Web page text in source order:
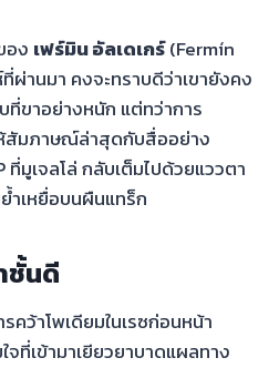
อง เฟร์มิน อัลเดเกร์(Fermín
านมา คงจะทราบดีว่าเขายังคง
ขาอย่างหนัก แต่ทว่าการ
สัมภาษณ์ล่าสุดกับสื่ออย่าง
มูเจลโล่ กลับเต็มไปด้วยแววตา
ำเหยื่อบนผืนแทร็ก
ชั้นดี
คว้าโพเดียมในเรซก่อนหน้า
ที่เข้ามาเยียวยาบาดแผลทาง